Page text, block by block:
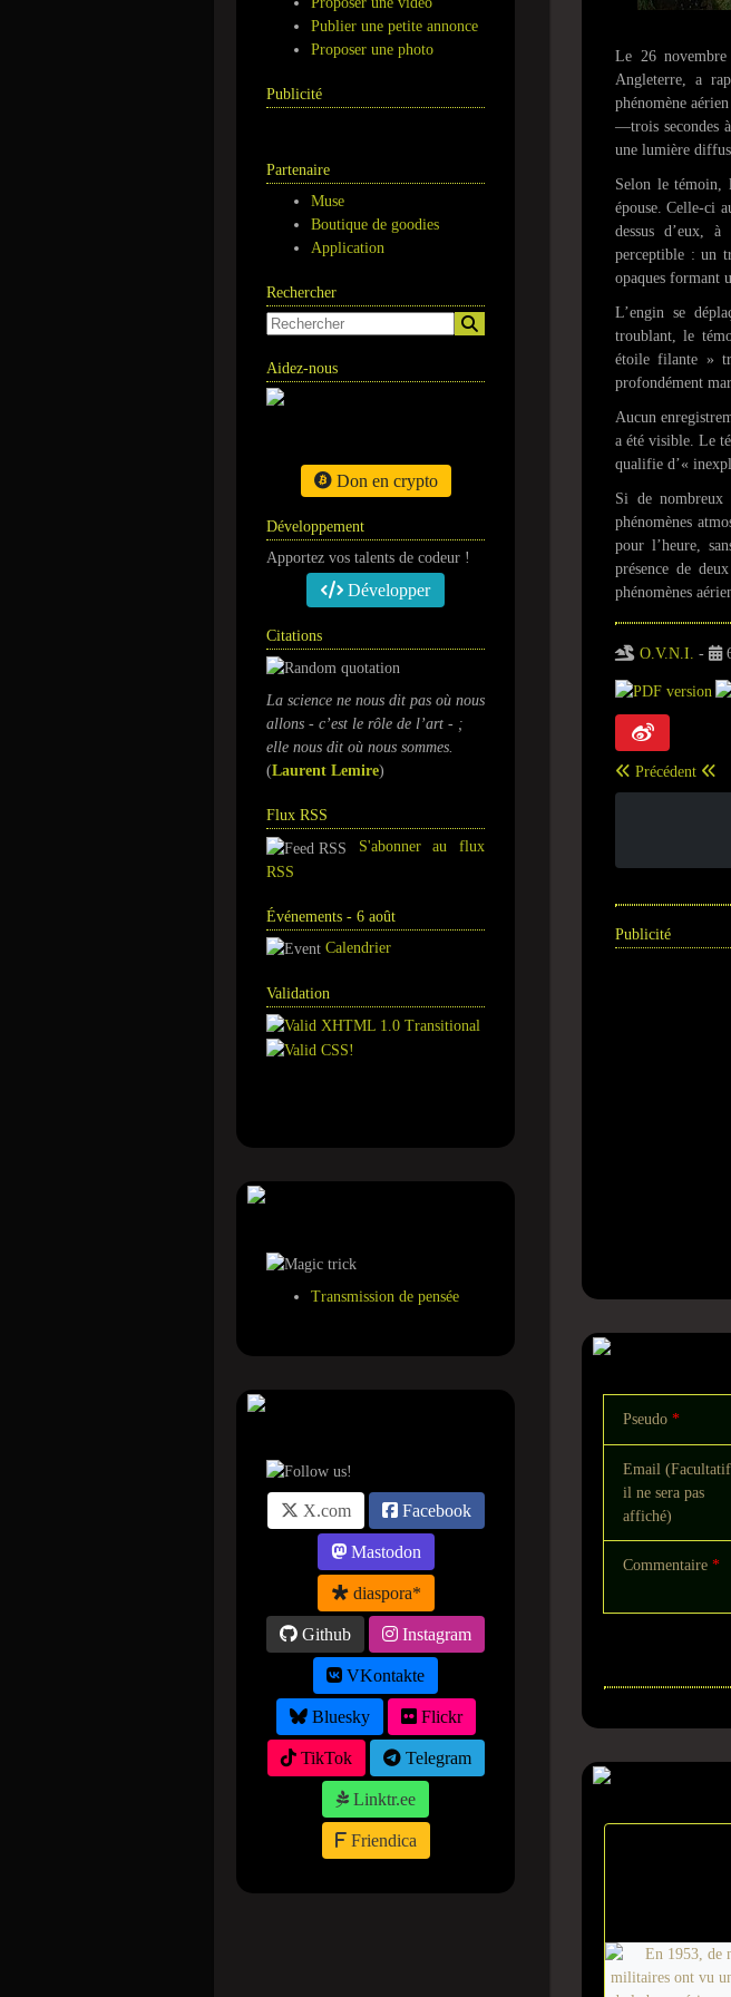
Publier une petite annonce
Proposer une photo
Publicité
Partenaire
Muse
Boutique de goodies
Application
Rechercher
Aidez-nous
Don en crypto
Développement
Apportez vos talents de codeur !
Développer
Citations
La science ne nous dit pas où nous
allons - c’est le rôle de l’art - ;
elle nous dit où nous sommes.
(​Laurent Lemire)
Flux RSS
S'abonner au flux
RSS
Événements - 6 août
Calendrier
Validation
Transmission de pensée
X.com Facebook
Mastodon
diaspora*
Github Instagram
VKontakte
Bluesky Flickr
TikTok Telegram
Linktr.ee
Friendica
Le 26
Angleterre, a
phénomène
—trois secondes
une lumière
Selon le témoin,
épouse. Celle-ci
dessus d’eux,
perceptible : un
opaques formant
L’engin se
troublant, le
étoile filante »
profondément
Aucun
a été visible. Le
qualifie d’«
Si de nombreux
phénomènes
pour l’heure,
présence de
phénomènes
O.V.N.I. -
Précédent
Publicité
Pseudo *
Email
il ne sera pas
affiché)
Commentaire *